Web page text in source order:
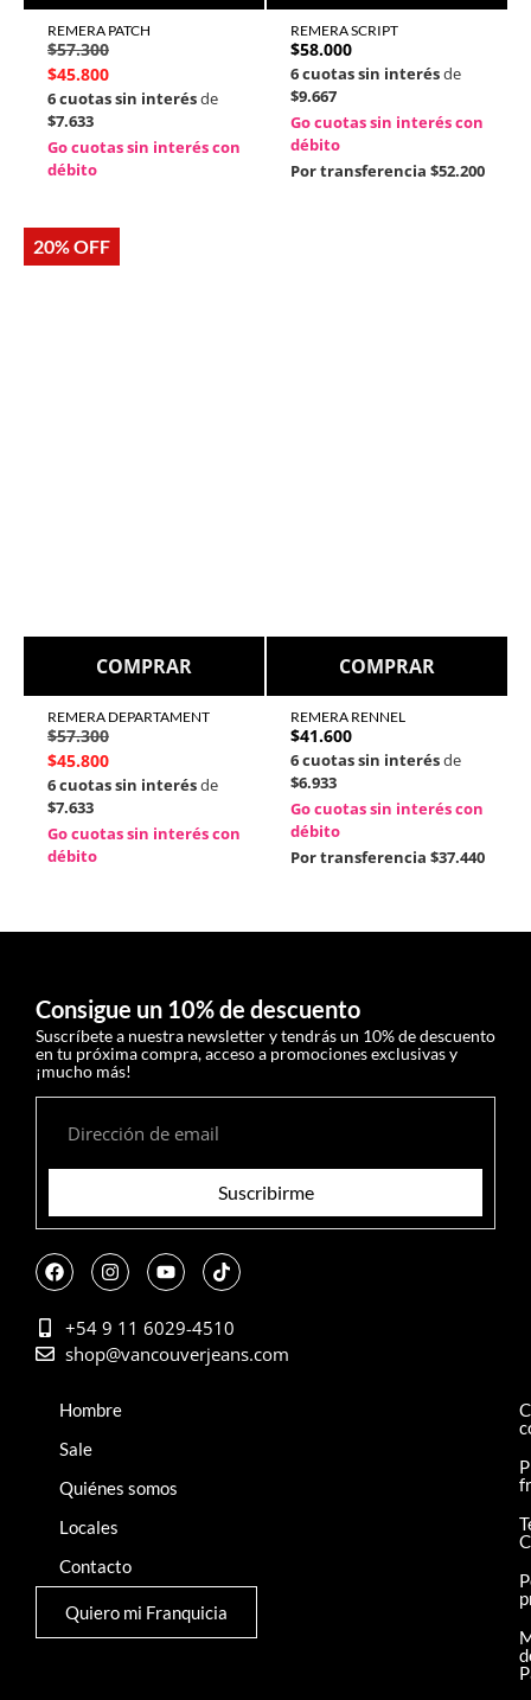
REMERA PATCH
$57.300
$45.800
6 cuotas sin interésde
$7.633
Go cuotas sin interés con
débito
REMERA SCRIPT
$58.000
6 cuotas sin interésde
$9.667
Go cuotas sin interés con
débito
Por transferencia $52.200
20% OFF
COMPRAR
REMERA DEPARTAMENT
$57.300
$45.800
6 cuotas sin interésde
$7.633
Go cuotas sin interés con
débito
COMPRAR
REMERA RENNEL
$41.600
6 cuotas sin interésde
$6.933
Go cuotas sin interés con
débito
Por transferencia $37.440
Consigue un 10% de descuento
Suscríbete a nuestra newsletter y tendrás un 10% de descuento
en tu próxima compra, acceso a promociones exclusivas y
¡mucho más!
Suscribirme
+54 9 11 6029-4510
shop@vancouverjeans.com
Hombre
Sale
Quiénes somos
Locales
Contacto
Quiero mi Franquicia